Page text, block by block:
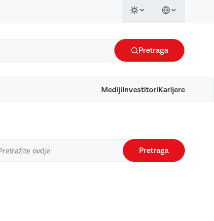
Pretraga
Mediji Investitori Karijere
Pretraga